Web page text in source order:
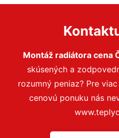
Montáž radiátora cena
skúsených a
rozumný peniaz? Pre
cenovú ponuku nás